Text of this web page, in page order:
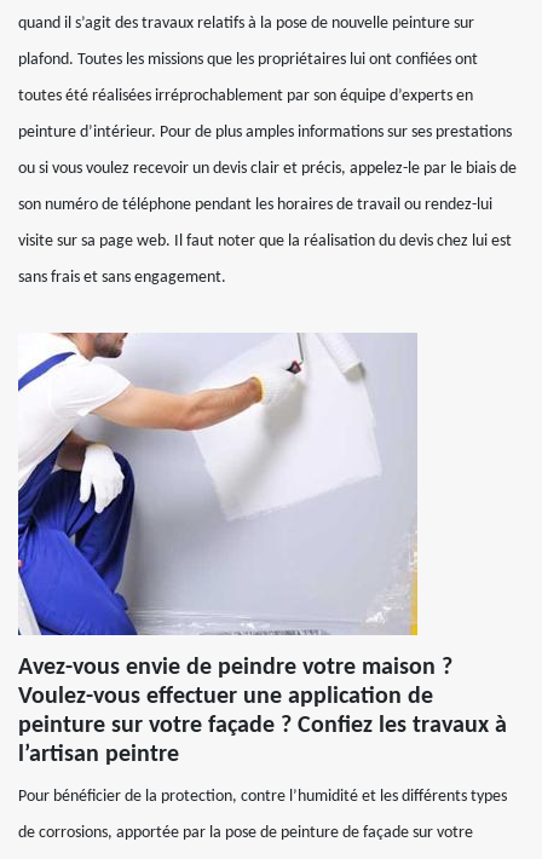
quand il s’agit des travaux relatifs à la pose de nouvelle peinture sur
plafond. Toutes les missions que les propriétaires lui ont confiées ont
toutes été réalisées irréprochablement par son équipe d’experts en
peinture d’intérieur. Pour de plus amples informations sur ses prestations
ou si vous voulez recevoir un devis clair et précis, appelez-le par le biais de
son numéro de téléphone pendant les horaires de travail ou rendez-lui
visite sur sa page web. Il faut noter que la réalisation du devis chez lui est
sans frais et sans engagement.
Avez-vous envie de peindre votre maison ?
Voulez-vous effectuer une application de
peinture sur votre façade ? Confiez les travaux à
l’artisan peintre
Pour bénéficier de la protection, contre l’humidité et les différents types
de corrosions, apportée par la pose de peinture de façade sur votre